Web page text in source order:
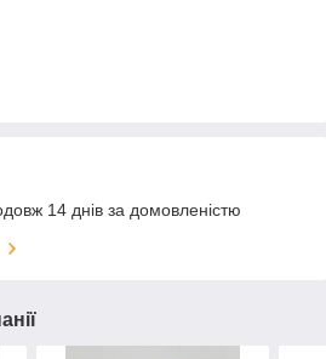
14 днів за домовленістю